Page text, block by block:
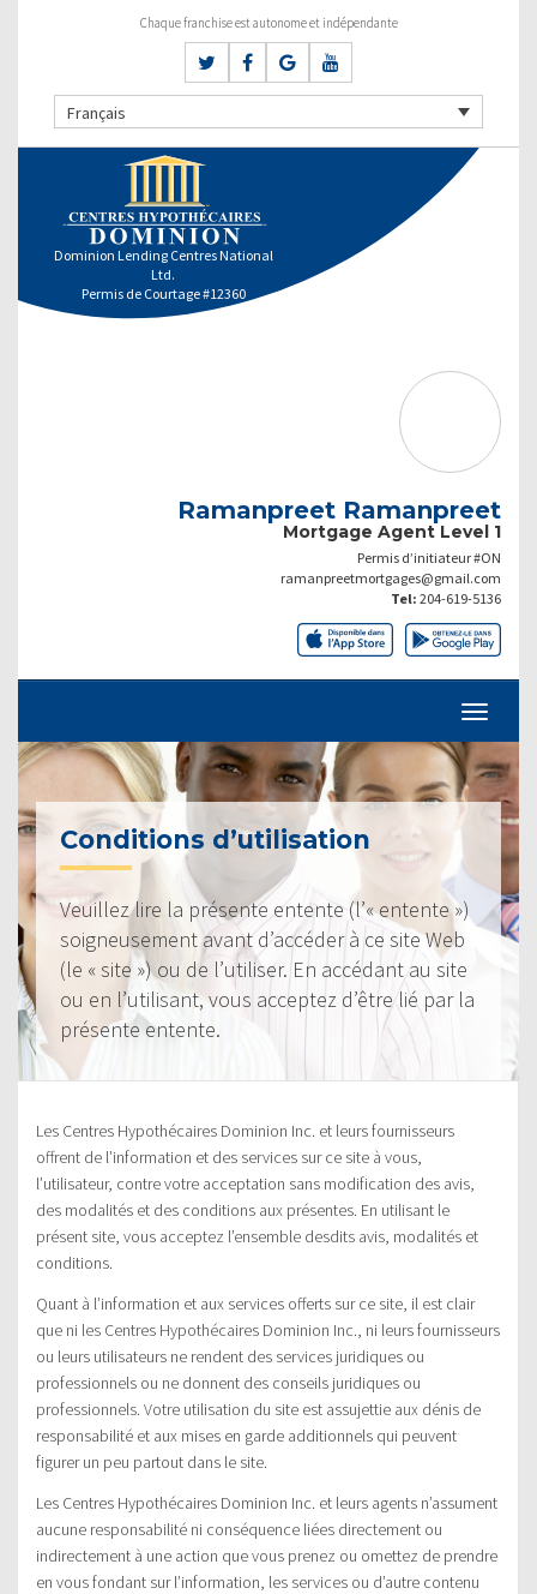
Chaque franchise est autonome et indépendante
Français
Dominion Lending Centres National
Ltd.
Permis de Courtage #12360
Ramanpreet Ramanpreet
Mortgage Agent Level 1
Permis d’initiateur #ON
ramanpreetmortgages@gmail.com
Tel: 204-619-5136
Conditions d’utilisation
Veuillez lire la présente entente (l’« entente »)
soigneusement avant d’accéder à ce site Web
(le « site ») ou de l’utiliser. En accédant au site
ou en l’utilisant, vous acceptez d’être lié par la
présente entente.
Les Centres Hypothécaires Dominion Inc. et leurs fournisseurs
offrent de l’information et des services sur ce site à vous,
l’utilisateur, contre votre acceptation sans modification des avis,
des modalités et des conditions aux présentes. En utilisant le
présent site, vous acceptez l’ensemble desdits avis, modalités et
conditions.
Quant à l’information et aux services offerts sur ce site, il est clair
que ni les Centres Hypothécaires Dominion Inc., ni leurs fournisseurs
ou leurs utilisateurs ne rendent des services juridiques ou
professionnels ou ne donnent des conseils juridiques ou
professionnels. Votre utilisation du site est assujettie aux dénis de
responsabilité et aux mises en garde additionnels qui peuvent
figurer un peu partout dans le site.
Les Centres Hypothécaires Dominion Inc. et leurs agents n’assument
aucune responsabilité ni conséquence liées directement ou
indirectement à une action que vous prenez ou omettez de prendre
en vous fondant sur l’information, les services ou d’autre contenu